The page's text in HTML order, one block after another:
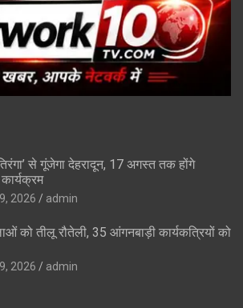
से गूंजेगा देहरादून, 17 अगस्त तक होंगे
2026 admin
को तीलू रौतेली, 35 आंगनबाड़ी कार्यकत्रियों को
2026 admin